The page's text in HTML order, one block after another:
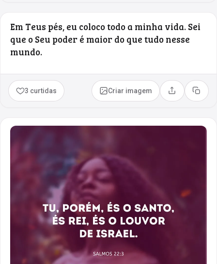
Em Teus pés, eu coloco todo a minha vida. Sei
que o Seu poder é maior do que tudo nesse
mundo.
3 curtidas Criar imagem Compartilhar
Copiar